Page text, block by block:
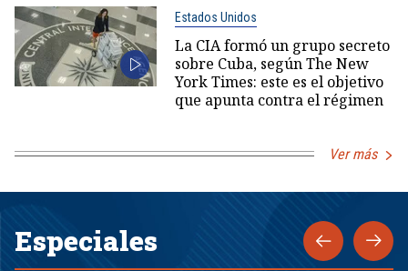
Estados Unidos
La CIA formó un grupo secreto
sobre Cuba, según The New
York Times: este es el objetivo
que apunta contra el régimen
Ver más
Especiales